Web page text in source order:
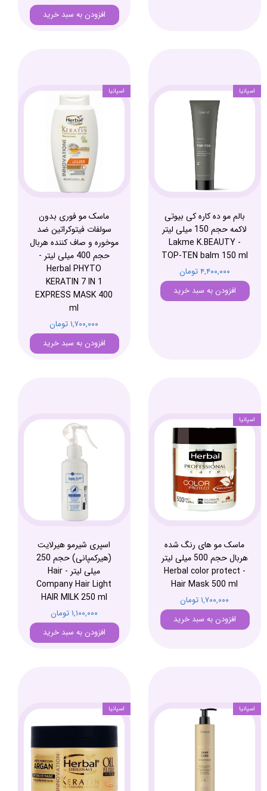
افزودن به سبد خرید
بالم مو ده کاره کی بیوتی
لاکمه حجم 150 میلی لیتر
- Lakme K.BEAUTY
TOP-TEN balm 150 ml
۴,۴۰۰,۰۰۰ تومان
افزودن به سبد خرید
اسپانیا
ماسک مو فوری بدون
سولفات فیتوکراتین ضد
موخوره و صاف کننده هربال
حجم 400 میلی لیتر -
Herbal PHYTO
KERATIN 7 IN 1
EXPRESS MASK 400
ml
۱,۷۰۰,۰۰۰ تومان
افزودن به سبد خرید
اسپانیا
ماسک مو های رنگ شده
هربال حجم 500 میلی لیتر
- Herbal color protect
Hair Mask 500 ml
۱,۷۰۰,۰۰۰ تومان
افزودن به سبد خرید
اسپانیا
اسپری شیرمو هیرلایت
(هیرکمپانی) حجم 250
میلی لیتر - Hair
Company Hair Light
HAIR MILK 250 ml
۱,۱۰۰,۰۰۰ تومان
افزودن به سبد خرید
اسپانیا اسپانیا